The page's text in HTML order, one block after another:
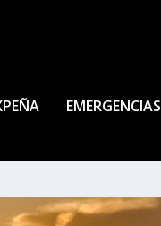
EMERGENCIAS